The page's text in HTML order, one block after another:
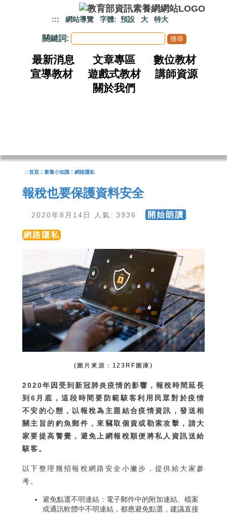
::: 網站導覽 字體: 預設 大 特大
關鍵詞:
最新消息 文章專區
數位教材
宣導教材
遊戲式教材
講師資源
關於我們
:::首頁 : 素養小知識 : 網路隱私
報稅也要保護資料安全
2020年8月14日 人氣: 3936 開始朗讀
網路隱私
(圖片來源：123RF圖庫)
2020年因受到新冠肺炎疫情的影響，報稅時間延長
到6月底，這段時間要防範駭客利用民眾對於疫情
不安的心態，以報稅為主題結合疫情資訊，發送相
關主旨的釣魚郵件，來竊取個資或勒索攻擊，請大
家要提高警覺，避免上網報稅順便將私人資訊送給
駭客。
以下整理幾招報稅網路安全小撇步，提供給大家參
考。
避免點選不明連結：電子郵件中的附加連結、檔案
或通訊軟體中不明連結，都應避免點選，建議直接